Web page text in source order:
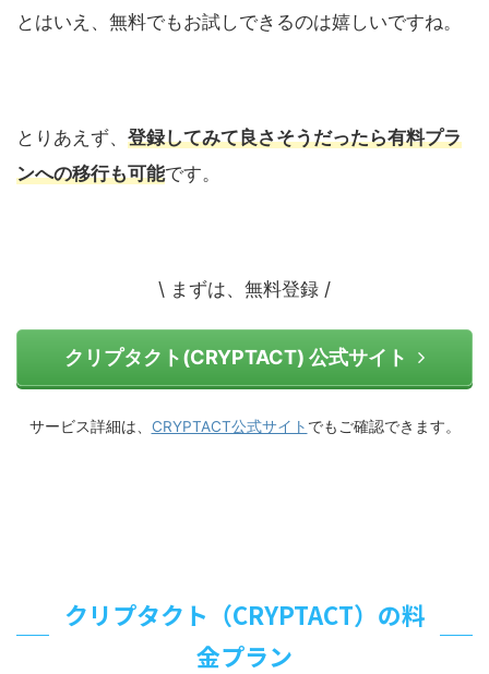
とはいえ、無料でもお試しできるのは嬉しいですね。
とりあえず、 登録してみて良さそうだったら有料プラ
ンへの移行も可能です。
\ まずは、無料登録 /
クリプタクト(CRYPTACT) 公式サイト
サービス詳細は、 CRYPTACT公式サイト でもご確認できます。
クリプタクト（CRYPTACT）の料
金プラン